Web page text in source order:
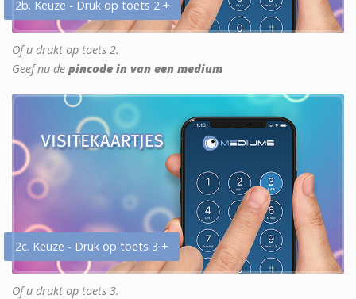
2b. Keuze - Druk op toets 2 +
Of u drukt op toets 2.
Geef nu de pincode in van een medium
2c. Keuze - Druk op toets 3 +
Of u drukt op toets 3.